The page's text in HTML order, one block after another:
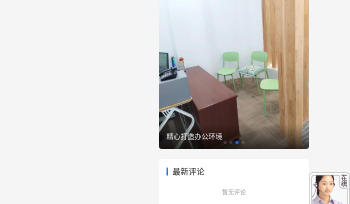
精心打造办公环境
最新评论
暂无评论